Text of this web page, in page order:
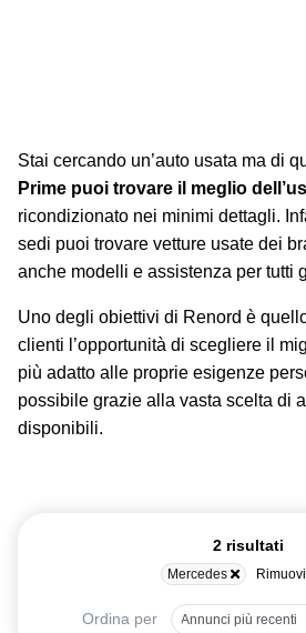
Stai cercando un’auto usata ma di
Prime puoi trovare il meglio
ricondizionato nei minimi dettagli.
sedi puoi trovare vetture usate dei
anche modelli e assistenza per tutti
Uno degli obiettivi di Renord è
clienti l’opportunità di scegliere il
più adatto alle proprie esigenze
possibile grazie alla vasta scelta di
disponibili.
2 risultati
Mercedes
Ordina per Annunci più recenti